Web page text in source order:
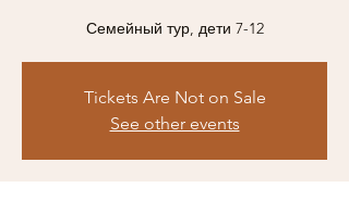
Семейный тур, дети 7-12
Tickets Are Not on Sale
See other events